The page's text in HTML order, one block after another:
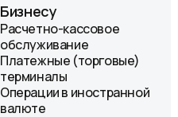
Бизнесу
Расчетно-кассовое
обслуживание
Платежные (торговые)
терминалы
Операции в иностранной
валюте